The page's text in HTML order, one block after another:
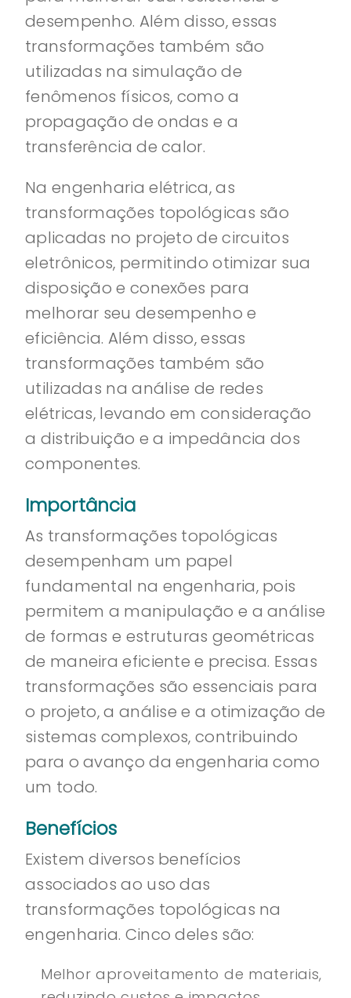
desempenho. Além disso, essas
transformações também são
utilizadas na simulação de
fenômenos físicos, como a
propagação de ondas e a
transferência de calor.
Na engenharia elétrica, as
transformações topológicas são
aplicadas no projeto de circuitos
eletrônicos, permitindo otimizar sua
disposição e conexões para
melhorar seu desempenho e
eficiência. Além disso, essas
transformações também são
utilizadas na análise de redes
elétricas, levando em consideração
a distribuição e a impedância dos
componentes.
Importância
As transformações topológicas
desempenham um papel
fundamental na engenharia, pois
permitem a manipulação e a análise
de formas e estruturas geométricas
de maneira eficiente e precisa. Essas
transformações são essenciais para
o projeto, a análise e a otimização de
sistemas complexos, contribuindo
para o avanço da engenharia como
um todo.
Benefícios
Existem diversos benefícios
associados ao uso das
transformações topológicas na
engenharia. Cinco deles são:
Melhor aproveitamento de materiais,